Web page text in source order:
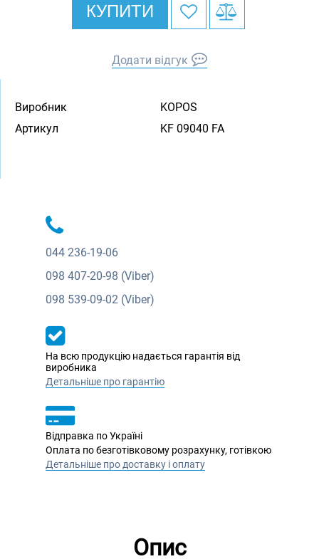
КУПИТИ
Додати відгук
Виробник
KOPOS
Артикул
KF 09040 FA
044 236-19-06
098 407-20-98 (Viber)
098 539-09-02 (Viber)
На всю продукцію надається гарантія від
виробника
Детальніше про гарантію
Відправка по Україні
Оплата по безготівковому розрахунку, готівкою
Детальніше про доставку і оплату
Опис